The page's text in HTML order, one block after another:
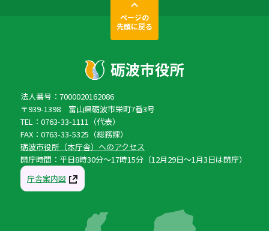
ページの
先頭に戻る
法人番号：7000020162086
〒939-1398 富山県砺波市栄町7番3号
TEL：0763-33-1111（代表）
FAX：0763-33-5325（総務課）
砺波市役所（本庁舎）へのアクセス
開庁時間：平日8時30分〜17時15分（12月29日〜1月3日は閉庁）
庁舎案内図